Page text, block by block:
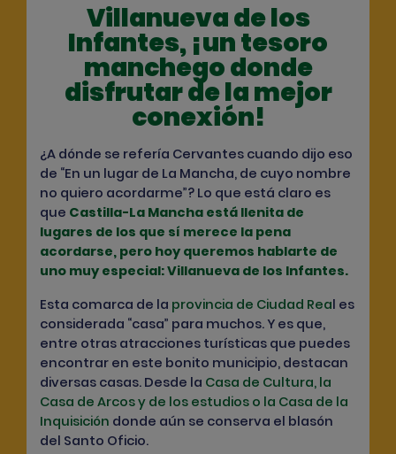
Villanueva de los
Infantes, ¡un tesoro
manchego donde
disfrutar de la mejor
conexión!
¿A dónde se refería Cervantes cuando dijo eso
de “En un lugar de La Mancha, de cuyo nombre
no quiero acordarme”? Lo que está claro es
que Castilla-La Mancha está llenita de
lugares de los que sí merece la pena
acordarse, pero hoy queremos hablarte de
uno muy especial: Villanueva de los Infantes.
Esta comarca de la provincia de Ciudad Real es
considerada “casa” para muchos. Y es que,
entre otras atracciones turísticas que puedes
encontrar en este bonito municipio, destacan
diversas casas. Desde la Casa de Cultura, la
Casa de Arcos y de los estudios o la Casa de la
Inquisición donde aún se conserva el blasón
del Santo Oficio.